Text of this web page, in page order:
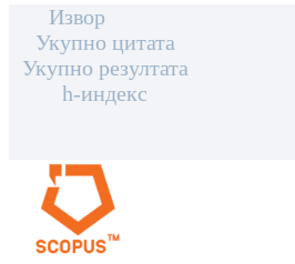
Извор
Укупно цитата
Укупно резултата
h-индекс